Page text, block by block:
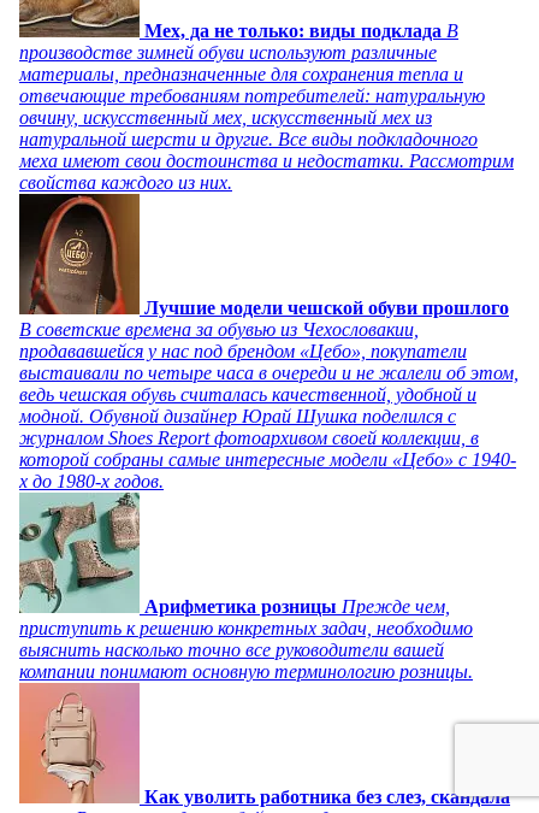
Мех, да не только: виды подклада В
производстве зимней обуви используют различные
материалы, предназначенные для сохранения тепла и
отвечающие требованиям потребителей: натуральную
овчину, искусственный мех, искусственный мех из
натуральной шерсти и другие. Все виды подкладочного
меха имеют свои достоинства и недостатки. Рассмотрим
свойства каждого из них.
Лучшие модели чешской обуви прошлого
В советские времена за обувью из Чехословакии,
продававшейся у нас под брендом «Цебо», покупатели
выстаивали по четыре часа в очереди и не жалели об этом,
ведь чешская обувь считалась качественной, удобной и
модной. Обувной дизайнер Юрай Шушка поделился с
журналом Shoes Report фотоархивом своей коллекции, в
которой собраны самые интересные модели «Цебо» с 1940-
х до 1980-х годов.
Арифметика розницы Прежде чем,
приступить к решению конкретных задач, необходимо
выяснить насколько точно все руководители вашей
компании понимают основную терминологию розницы.
Как уволить работника без слез, скандала